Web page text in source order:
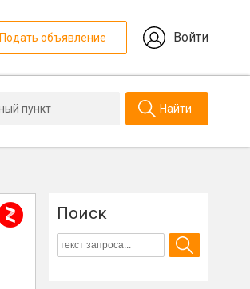
Подать объявление Войти
Найти
Поиск